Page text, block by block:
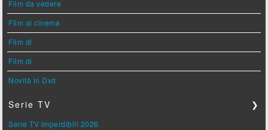
Film da vedere
Film al cinema
Film di
Film di
Novità in Dvd
Serie TV ❯
Serie TV imperdibili 2026